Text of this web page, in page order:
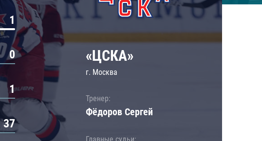
1
0
1
37
«ЦСКА»
г. Москва
Тренер:
Фёдоров Сергей
Главные судьи: